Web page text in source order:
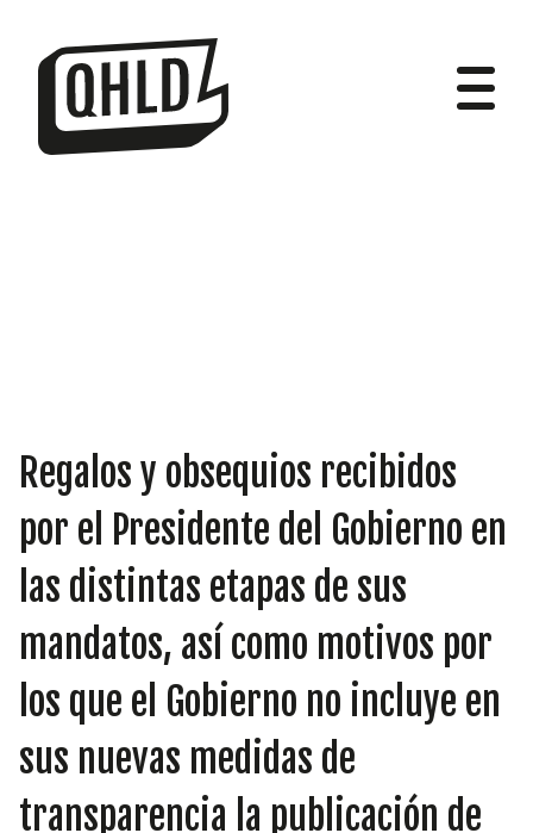
INICIATIVAS
TEMÁTICAS
Regalos y obsequios recibidos
por el Presidente del Gobierno en
las distintas etapas de sus
mandatos, así como motivos por
los que el Gobierno no incluye en
sus nuevas medidas de
transparencia la publicación de